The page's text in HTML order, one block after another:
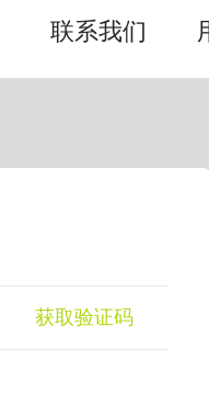
联系我们
获取验证码